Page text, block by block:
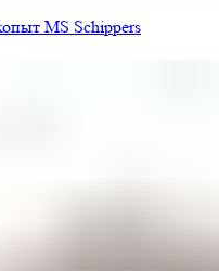
MS Schippers